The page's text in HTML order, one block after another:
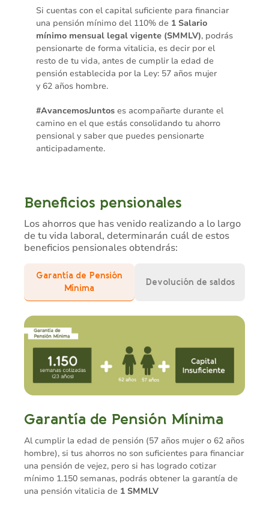
Si cuentas con el capital suficiente para financiar
una pensión mínimo del 110% de 1 Salario
mínimo mensual legal vigente (SMMLV), podrás
pensionarte de forma vitalicia, es decir por el
resto de tu vida, antes de cumplir la edad de
pensión establecida por la Ley: 57 años mujer
y 62 años hombre.
#AvancemosJuntos es acompañarte durante el
camino en el que estás consolidando tu ahorro
pensional y saber que puedes pensionarte
anticipadamente.
Beneficios pensionales
Los ahorros que has venido realizando a lo largo
de tu vida laboral, determinarán cuál de estos
beneficios pensionales obtendrás:
Garantía de Pensión
Mínima
Devolución de saldos
Garantía de Pensión Mínima
Al cumplir la edad de pensión (57 años mujer o 62 años
hombre), si tus ahorros no son suficientes para financiar
una pensión de vejez, pero si has logrado cotizar
mínimo 1.150 semanas, podrás obtener la garantía de
una pensión vitalicia de 1 SMMLV